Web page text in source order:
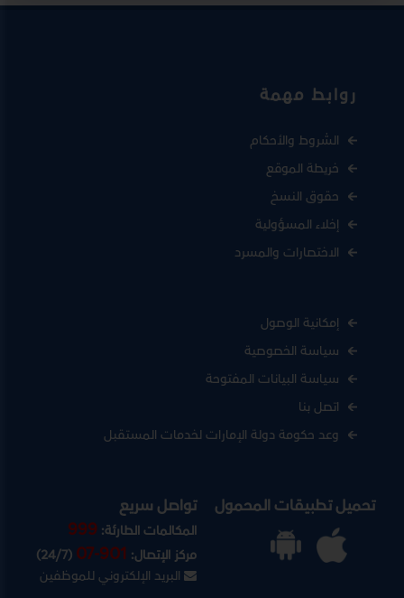
روابط مهمة
الشروط والأحكام
خريطة الموقع
حقوق النسخ
إخلاء المسؤولية
الاختصارات والمسرد
إمكانية الوصول
سياسة الخصوصية
سياسة البيانات المفتوحة
اتصل بنا
وعد حكومة دولة الإمارات لخدمات المستقبل
تحميل تطبيقات المحمول تواصل سريع
المكالمات الطارئة:999
مركز الإتصال:07-901
(24/7)
البريد الإلكتروني للموظفين